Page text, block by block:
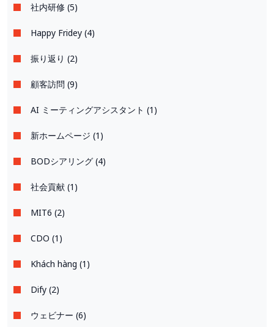
社内研修 (5)
Happy Fridey (4)
振り返り (2)
顧客訪問 (9)
AI ミーティングアシスタント (1)
新ホームページ (1)
BODシアリング (4)
社会貢献 (1)
MIT6 (2)
CDO (1)
Khách hàng (1)
Dify (2)
ウェビナー (6)